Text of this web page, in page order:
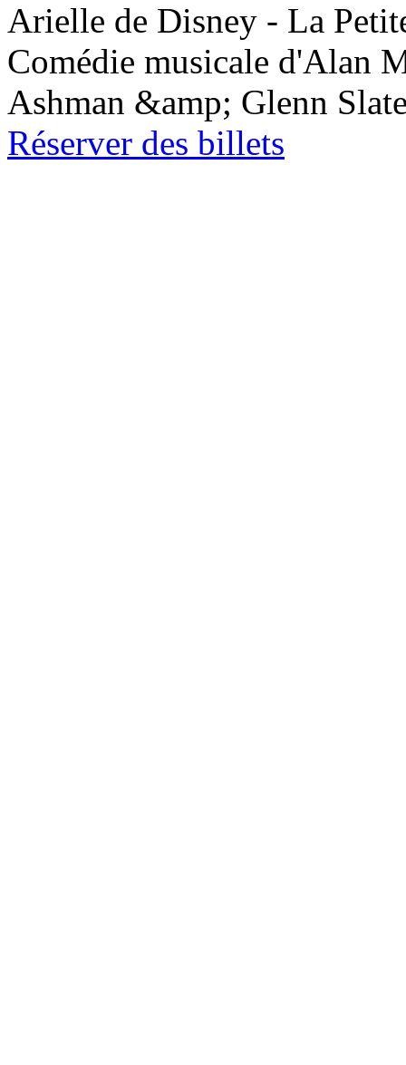
Arielle de Disney - La
Comédie musicale d'Alan
Ashman &amp; Glenn
Réserver des billets